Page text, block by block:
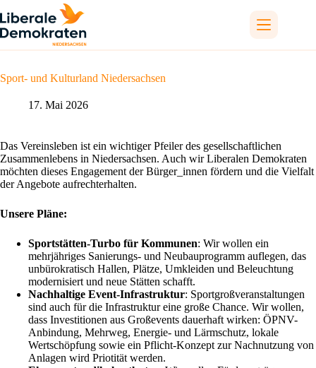
Inhalt
springen
Sport- und Kulturland Niedersachsen
17. Mai 2026
Das Vereinsleben ist ein wichtiger Pfeiler des gesellschaftlichen
Zusammenlebens in Niedersachsen. Auch wir Liberalen Demokraten
möchten dieses Engagement der Bürger_innen fördern und die Vielfalt
der Angebote aufrechterhalten.
Unsere Pläne:
Sportstätten-Turbo für Kommunen: Wir wollen ein
mehrjähriges Sanierungs- und Neubauprogramm auflegen, das
unbürokratisch Hallen, Plätze, Umkleiden und Beleuchtung
modernisiert und neue Stätten schafft.
Nachhaltige Event-Infrastruktur: Sportgroßveranstaltungen
sind auch für die Infrastruktur eine große Chance. Wir wollen,
dass Investitionen aus Großevents dauerhaft wirken: ÖPNV-
Anbindung, Mehrweg, Energie- und Lärmschutz, lokale
Wertschöpfung sowie ein Pflicht-Konzept zur Nachnutzung von
Anlagen wird Priotität werden.